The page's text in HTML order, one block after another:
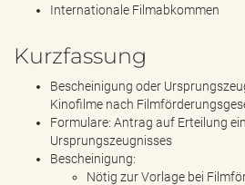
Internationale Filmabkommen
Kurzfassung
Bescheinigung oder
Kinofilme nach
Formulare: Antrag auf Erteilung
Ursprungszeugnisses
Bescheinigung:
Nötig zur Vorlage bei